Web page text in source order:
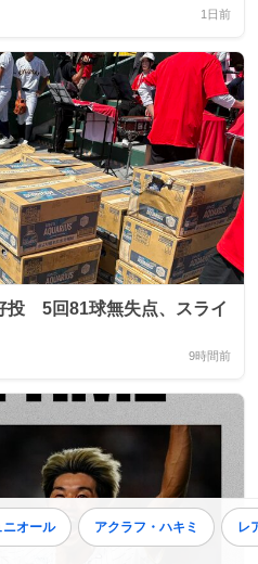
ニオール アクラフ・ハキミ レ
1日前
投 5回81球無失点、スライ
9時間前